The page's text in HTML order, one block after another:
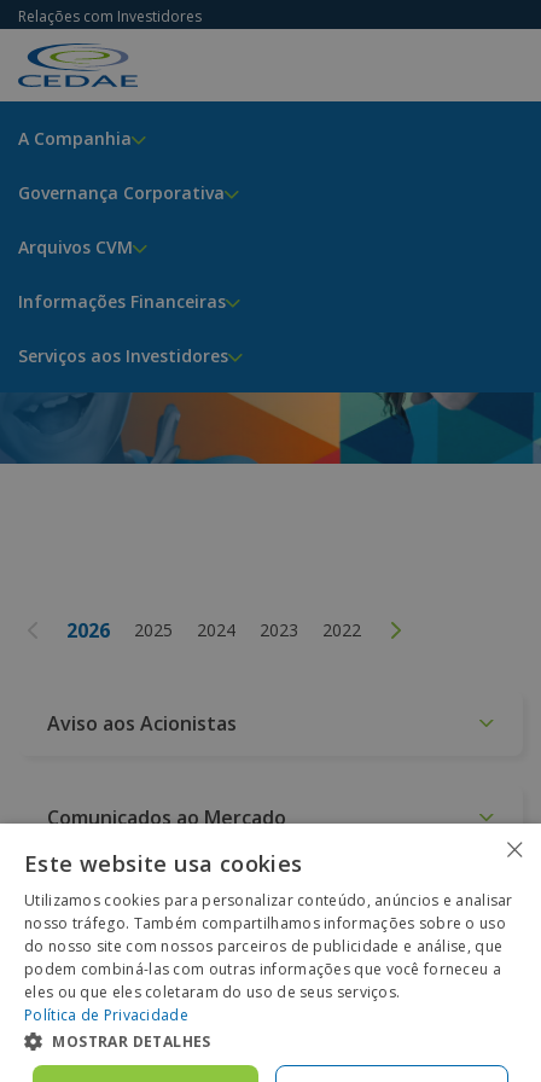
Relações com Investidores
A Companhia
Governança Corporativa
Arquivos CVM
Informações Financeiras
Serviços aos Investidores
Avisos, Comunicados e
Fatos Relevantes
2026 2025 2024 2023 2022
Aviso aos Acionistas
Comunicados ao Mercado
Fato Relevante
×
Este website usa cookies
Utilizamos cookies para personalizar conteúdo, anúncios e analisar
nosso tráfego. Também compartilhamos informações sobre o uso
do nosso site com nossos parceiros de publicidade e análise, que
podem combiná-las com outras informações que você forneceu a
eles ou que eles coletaram do uso de seus serviços.
Política de Privacidade
MOSTRAR DETALHES